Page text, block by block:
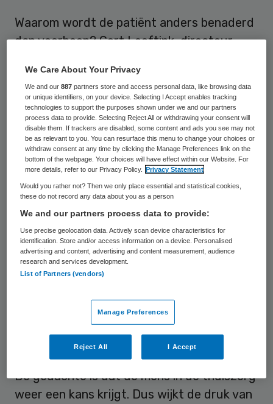
Waarom wordt de patiënt anders benaderd
dan voorheen? Gert Leeftink, directeur
hadden schoon genoeg van de ‘intensieve
menshouderij’ in de zorg. Ook onze
organisatie was een productiemachine
geworden. Alles was functiegericht. We
moesten tot in detail bijhouden welke
handelingen er werden verricht. Intussen
verdween de mens uit het zicht, bedoelt hij.
De kosten van de zorg stonden voorop in
plaats van de klanten of de medewerkers.
Leeftink: “Dat wilden we niet meer.” En nu?
“Een van onze verpleegkundigen heet
kop gezet om Cilleke en haar collega’s weer
in staat te stellen goede dingen te doen
met mensen die zorg nodig hebben.”
De gedachte is dat de mens in de thuiszorg
weer een kans krijgt. Dus wijkt de druk van
We Care About Your Privacy
We and our887 partners store and access personal data, like browsing data
or unique identifiers, on your device. Selecting I Accept enables tracking
technologies to support the purposes shown under we and our partners
process data to provide. Selecting Reject All or withdrawing your consent will
disable them. If trackers are disabled, some content and ads you see may not
be as relevant to you. You can resurface this menu to change your choices or
withdraw consent at any time by clicking the Manage Preferences link on the
bottom of the webpage. Your choices will have effect within our Website. For
more details, refer to our Privacy Policy.
Privacy Statement
Would you rather not? Then we only place essential and statistical cookies,
these do not record any data about you as a person
We and our partners process data to provide:
Use precise geolocation data. Actively scan device characteristics for
identification. Store and/or access information on a device. Personalised
advertising and content, advertising and content measurement, audience
research and services development.
List of Partners (vendors)
Manage Preferences
Reject All I Accept